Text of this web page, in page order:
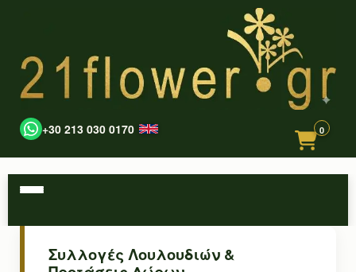
+30 213 030 0170 0
Συλλογές Λουλουδιών &